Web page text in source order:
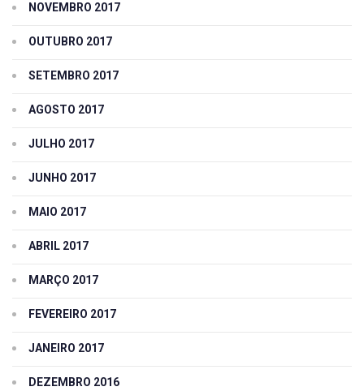
NOVEMBRO 2017
OUTUBRO 2017
SETEMBRO 2017
AGOSTO 2017
JULHO 2017
JUNHO 2017
MAIO 2017
ABRIL 2017
MARÇO 2017
FEVEREIRO 2017
JANEIRO 2017
DEZEMBRO 2016